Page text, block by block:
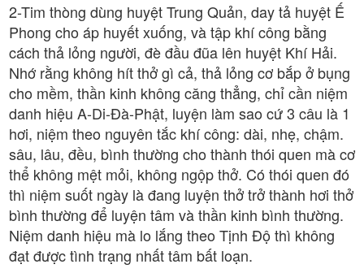
2-Tim thòng dùng huyệt Trung Quản, day tả huyệt Ế
Phong cho áp huyết xuống, và tập khí công bằng
cách thả lỏng người, đè đầu đũa lên huyệt Khí Hải.
Nhớ rằng không hít thở gì cả, thả lỏng cơ bắp ở bụng
cho mềm, thần kinh không căng thẳng, chỉ cần niệm
danh hiệu A-Di-Đà-Phật, luyện làm sao cứ 3 câu là 1
hơi, niệm theo nguyên tắc khí công: dài, nhẹ, chậm.
sâu, lâu, đều, bình thường cho thành thói quen mà cơ
thể không mệt mỏi, không ngộp thở. Có thói quen đó
thì niệm suốt ngày là đang luyện thở trở thành hơi thở
bình thường để luyện tâm và thần kinh bình thường.
Niệm danh hiệu mà lo lắng theo Tịnh Độ thì không
đạt được tình trạng nhất tâm bất loạn.